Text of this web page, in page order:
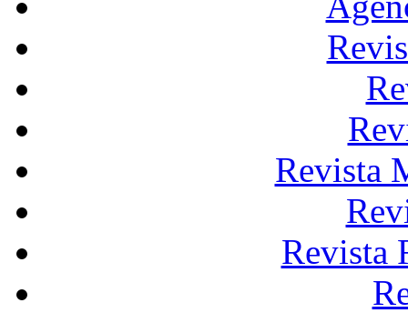
Revista
Revista